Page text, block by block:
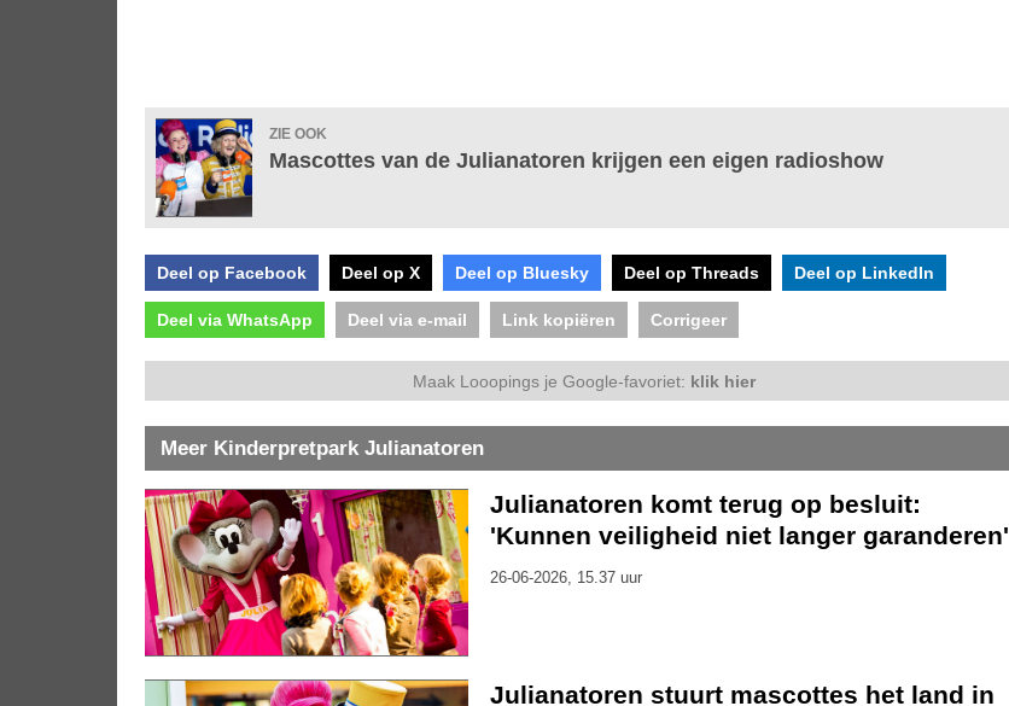
ZIE OOK
Mascottes van de Julianatoren krijgen een eigen radioshow
Deel op Facebook Deel op X Deel op Bluesky Deel op Threads Deel op LinkedIn
Deel via WhatsApp Deel via e-mail Link kopiëren Corrigeer
Maak Looopings je Google-favoriet: klik hier
Meer Kinderpretpark Julianatoren
Julianatoren komt terug op besluit:
'Kunnen veiligheid niet langer garanderen'
26-06-2026, 15.37 uur
Julianatoren stuurt mascottes het land in